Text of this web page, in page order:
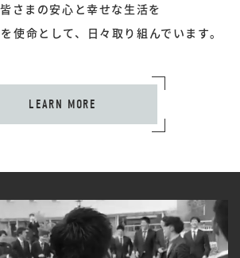
さまの安心と幸せな生活を
使命として、
日々取り組んでいます。
LEARN MORE